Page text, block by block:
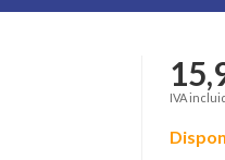
IVA